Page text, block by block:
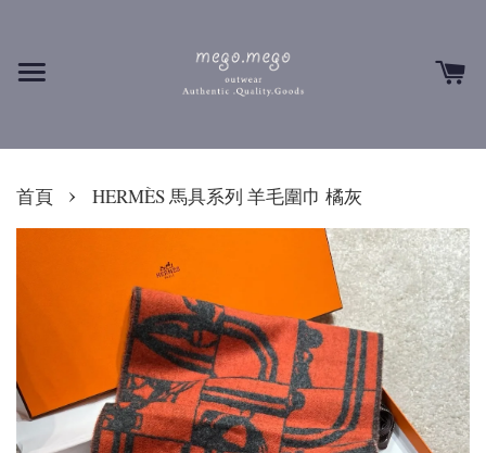
首頁 › HERMÈS 馬具系列 羊毛圍巾 橘灰